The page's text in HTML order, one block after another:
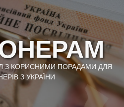
З КОРИСНИМИ ПОРАДАМИ ДЛЯ
З УКРАЇНИ